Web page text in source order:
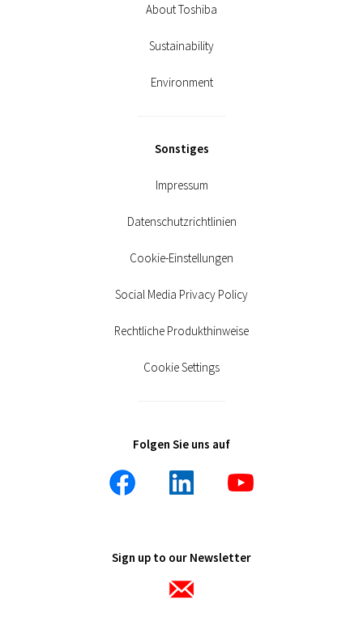
About Toshiba
Sustainability
Environment
Sonstiges
Impressum
Datenschutzrichtlinien
Cookie-Einstellungen
Social Media Privacy Policy
Rechtliche Produkthinweise
Cookie Settings
Folgen Sie uns auf
Sign up to our Newsletter